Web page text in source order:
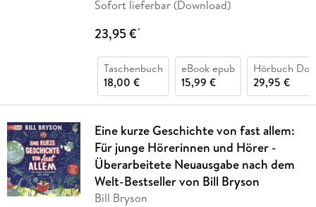
Sofort lieferbar (Download)
23,95 €*
Taschenbuch
18,00 €
eBook epub
15,99 €
Hörbuch
29,95 €
Eine kurze Geschichte von fast allem:
Für junge Hörerinnen und Hörer -
Überarbeitete Neuausgabe nach dem
Welt-Bestseller von Bill Bryson
Bill Bryson